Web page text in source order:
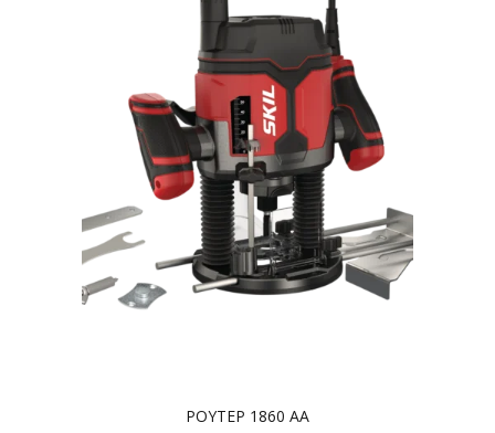
ΡΟΥΤΕΡ 1860 AA